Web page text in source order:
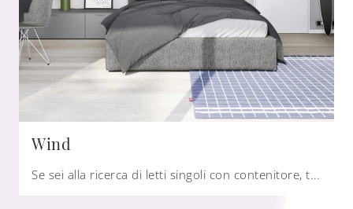
Wind
Se sei alla ricerca di letti singoli con contenitore, ti presentiamo il modello Wind in tessuto per arricchire la cameretta.